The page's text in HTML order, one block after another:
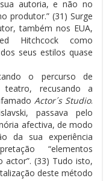
autoria, e não no
produtor.” (31) Surge
também nos EUA,
Hitchcock como
seus estilos quase
o percurso de
teatro, recusando a
Actor´s Studio.
passava pelo
afectiva, de modo
da sua experiência
“elementos
actor”. (33) Tudo isto,
deste método